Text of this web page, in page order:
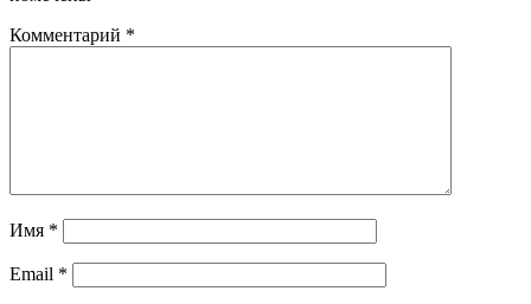
Комментарий *
Имя *
Email *